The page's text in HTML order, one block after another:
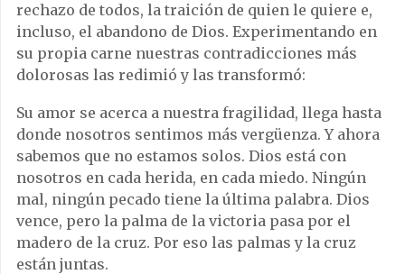
rechazo de todos, la traición de quien le quiere e,
incluso, el abandono de Dios. Experimentando en
su propia carne nuestras contradicciones más
dolorosas las redimió y las transformó:
Su amor se acerca a nuestra fragilidad, llega hasta
donde nosotros sentimos más vergüenza. Y ahora
sabemos que no estamos solos. Dios está con
nosotros en cada herida, en cada miedo. Ningún
mal, ningún pecado tiene la última palabra. Dios
vence, pero la palma de la victoria pasa por el
madero de la cruz. Por eso las palmas y la cruz
están juntas.